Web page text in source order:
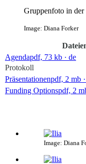
Gruppenfoto in
Image: Diana Forker
Agendapdf, 73 kb · de
Protokoll
Präsentationenpdf, 2 mb
Funding Optionspdf, 2
Image: Diana